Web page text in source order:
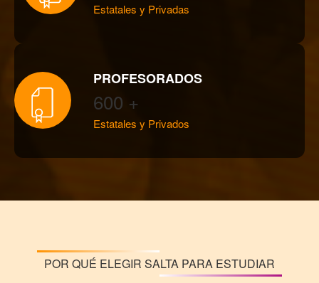
Estatales y Privadas
PROFESORADOS
600 +
Estatales y Privados
POR QUÉ ELEGIR SALTA PARA ESTUDIAR